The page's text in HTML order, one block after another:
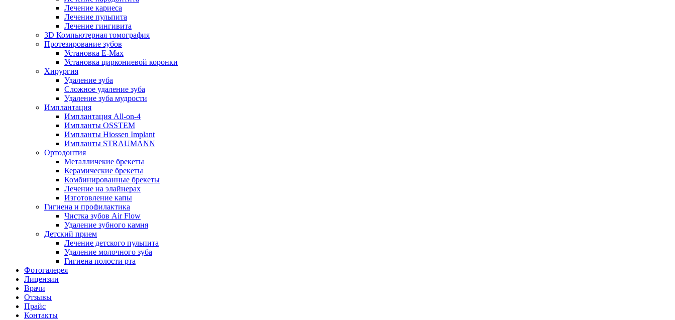
Лечение кариеса
Лечение пульпита
Лечение гингивита
3D Компьютерная томография
Протезирование зубов
Установка E-Max
Установка циркониевой коронки
Хирургия
Удаление зуба
Сложное удаление зуба
Удаление зуба мудрости
Имплантация
Имплантация All-on-4
Импланты OSSTEM
Импланты Hiossen Implant
Импланты STRAUMANN
Ортодонтия
Металличекие брекеты
Керамические брекеты
Комбинированные брекеты
Лечение на элайнерах
Изготовление капы
Гигиена и профилактика
Чистка зубов Air Flow
Удаление зубного камня
Детский прием
Лечение детского пульпита
Удаление молочного зуба
Гигиена полости рта
Фотогалерея
Лицензии
Врачи
Отзывы
Прайс
Контакты